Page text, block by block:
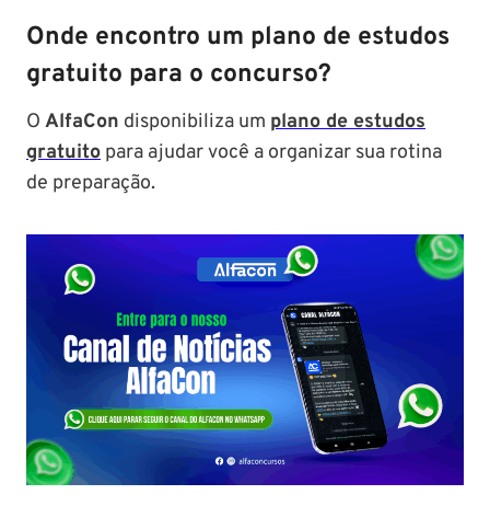
Onde encontro um plano de estudos
gratuito para o concurso?
O AlfaCon disponibiliza um plano de estudos
gratuito para ajudar você a organizar sua rotina
de preparação.